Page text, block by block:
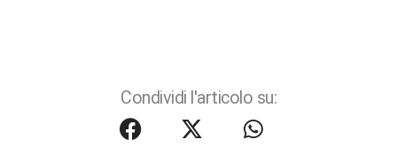
Condividi l'articolo su: